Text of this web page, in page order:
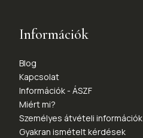
Információk
Blog
Kapcsolat
Információk - ÁSZF
Miért mi?
Személyes átvételi információk
Gyakran ismételt kérdések